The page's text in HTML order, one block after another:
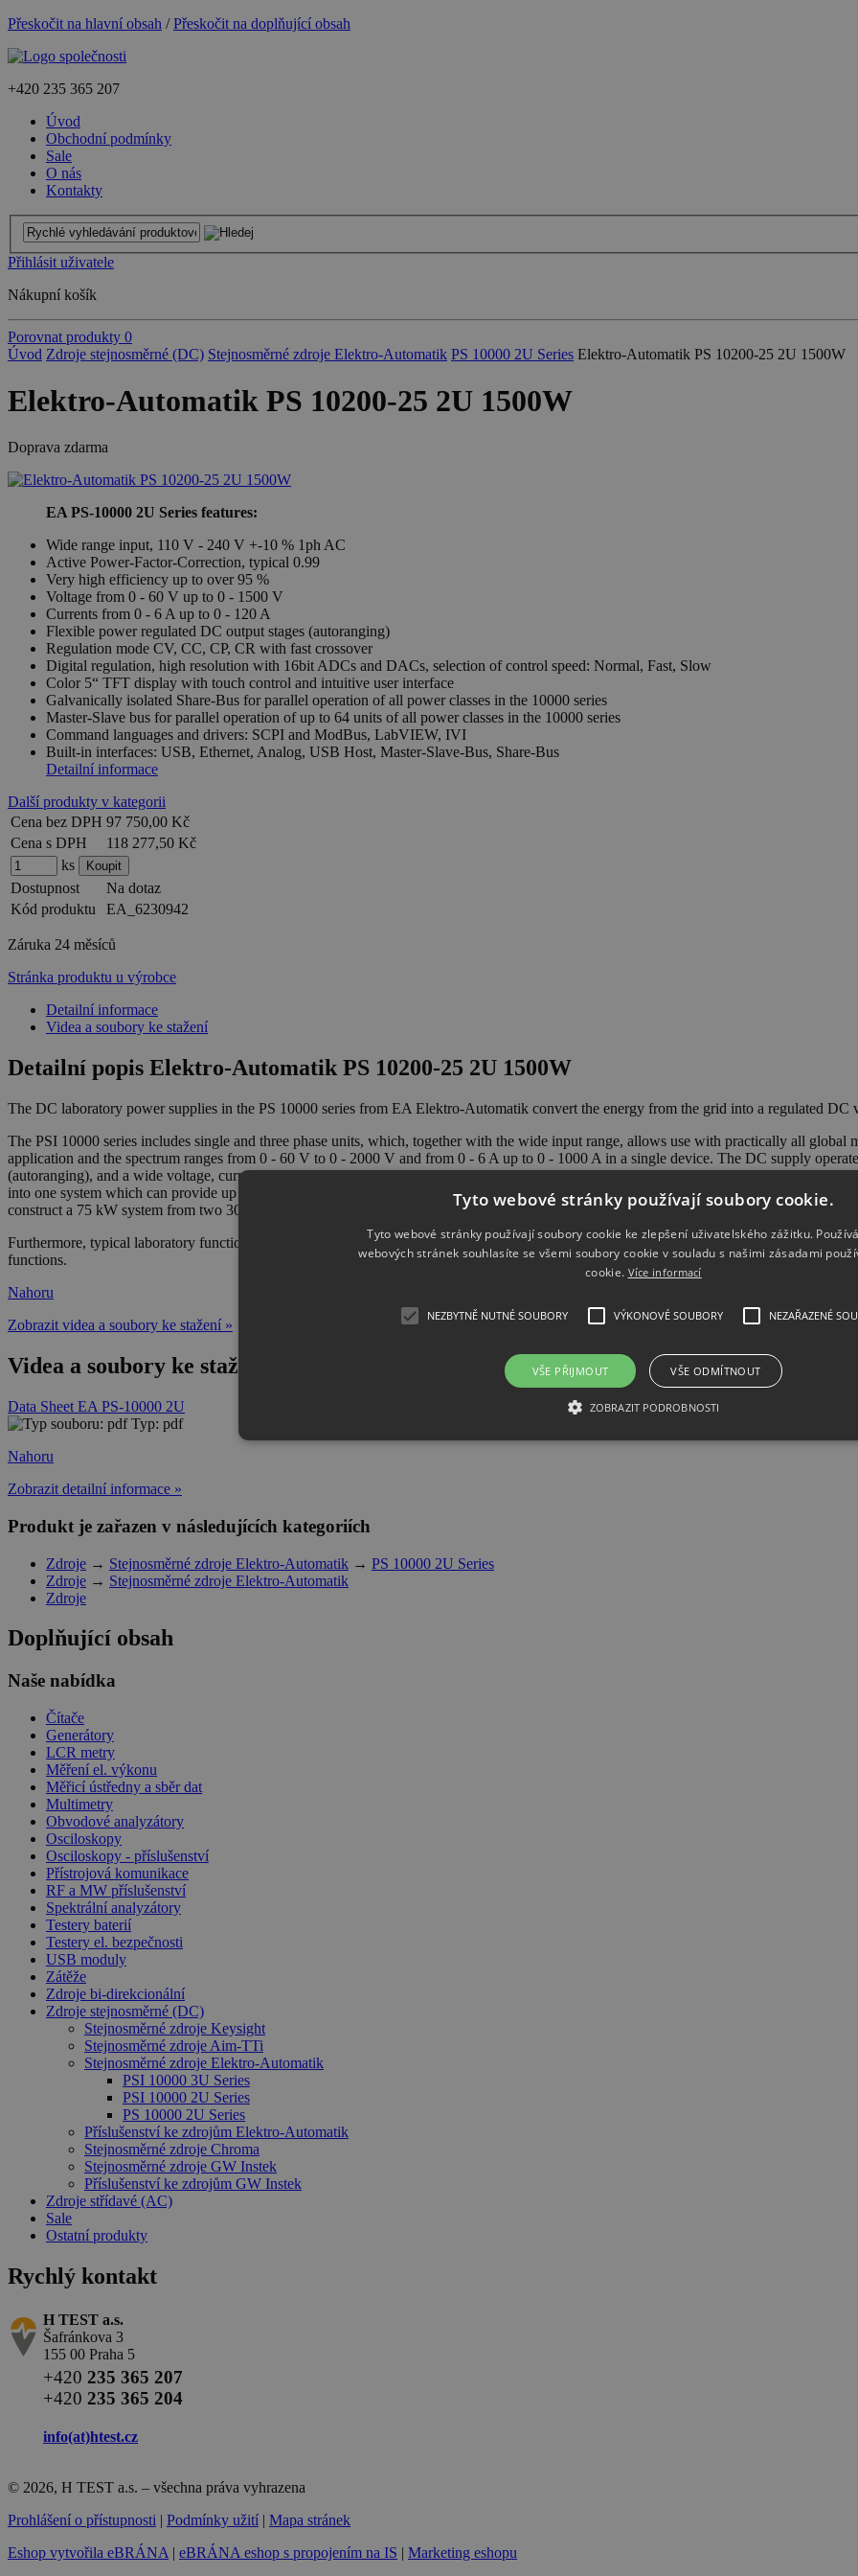
Přeskočit na hlavní obsah /Přeskočit na doplňující obsah
+420 235 365 207
Úvod
Obchodní podmínky
Sale
O nás
Kontakty
Přihlásit uživatele
Nákupní košík
Porovnat produkty 0
Úvod Zdroje stejnosměrné (DC) Stejnosměrné zdroje Elektro-Automatik PS 10000 2U Series Elektro-Automatik PS 10200-25 2U 1500W
Elektro-Automatik PS 10200-25 2U 1500W
Doprava zdarma
EA PS-10000 2U Series features:
Wide range input, 110 V - 240 V +-10 % 1ph AC
Active Power-Factor-Correction, typical 0.99
Very high efficiency up to over 95 %
Voltage from 0 - 60 V up to 0 - 1500 V
Currents from 0 - 6 A up to 0 - 120 A
Flexible power regulated DC output stages (autoranging)
Regulation mode CV, CC, CP, CR with fast crossover
Digital regulation, high resolution with 16bit ADCs and DACs, selection of control speed: Normal, Fast, Slow
Color 5“ TFT display with touch control and intuitive user interface
Galvanically isolated Share-Bus for parallel operation of all power classes in the 10000 series
Master-Slave bus for parallel operation of up to 64 units of all power classes in the 10000 series
Command languages and drivers: SCPI and ModBus, LabVIEW, IVI
Built-in interfaces: USB, Ethernet, Analog, USB Host, Master-Slave-Bus, Share-Bus
Detailní informace
Další produkty v kategorii
Cena bez DPH 97 750,00 Kč
Cena s DPH
118 277,50 Kč
ks
Dostupnost
Na dotaz
Kód produktu
EA_6230942
Záruka 24 měsíců
Stránka produktu u výrobce
Detailní informace
Videa a soubory ke stažení
Detailní popis Elektro-Automatik PS 10200-25 2U 1500W
The DC laboratory power supplies in the PS 10000 series from EA Elektro-Automatik convert the energy from the grid into a regulated
The PSI 10000 series includes single and three phase units, which, together with the wide input range, allows use with practically all global
application and the spectrum ranges from 0 - 60 V to 0 - 2000 V and from 0 - 6 A up to 0 - 1000 A in a single device. The DC supply
(autoranging), and a wide voltage, current and power range. To achieve higher power and current all units are equipped with a master-slave
into one system which can provide up to 1920 W and 64000 A. Such a system works as a single unit and can use different power classes,
construct a 75 kW system from two 30 kW and one 15 kW devices from the PSI 10000 range.
Furthermore, typical laboratory functionality is provided. This includes an extensive function generator, alarm and warning management,
functions.
Nahoru
Zobrazit videa a soubory ke stažení »
Videa a soubory ke stažení Elektro-Automatik PS 10200-25 2U 1500W
Data Sheet EA PS-10000 2U
Typ: pdf
Nahoru
Zobrazit detailní informace »
Produkt je zařazen v následujících kategoriích
Zdroje → Stejnosměrné zdroje Elektro-Automatik → PS 10000 2U Series
Zdroje → Stejnosměrné zdroje Elektro-Automatik
Zdroje
Doplňující obsah
Naše nabídka
Čítače
Generátory
LCR metry
Měření el. výkonu
Měřicí ústředny a sběr dat
Multimetry
Obvodové analyzátory
Osciloskopy
Osciloskopy - příslušenství
Přístrojová komunikace
RF a MW příslušenství
Spektrální analyzátory
Testery baterií
Testery el. bezpečnosti
USB moduly
Zátěže
Zdroje bi-direkcionální
Zdroje stejnosměrné (DC)
Stejnosměrné zdroje Keysight
Stejnosměrné zdroje Aim-TTi
Stejnosměrné zdroje Elektro-Automatik
PSI 10000 3U Series
PSI 10000 2U Series
PS 10000 2U Series
Příslušenství ke zdrojům Elektro-Automatik
Stejnosměrné zdroje Chroma
Stejnosměrné zdroje GW Instek
Příslušenství ke zdrojům GW Instek
Zdroje střídavé (AC)
Sale
Ostatní produkty
Rychlý kontakt
H TEST a.s.
Šafránkova 3
155 00 Praha 5
+420 235 365 207
+420 235 365 204
info(at)htest.cz
© 2026, H TEST a.s. – všechna práva vyhrazena
Prohlášení o přístupnosti | Podmínky užití | Mapa stránek
Eshop vytvořila eBRÁNA | eBRÁNA eshop s propojením na IS | Marketing eshopu
Tyto webové stránky používají soubory cookie.
Tyto webové stránky používají soubory cookie ke zlepšení uživatelského zážitku.
webových stránek souhlasíte se všemi soubory cookie v souladu s našimi zásadami
cookie. Více informací
NEZBYTNĚ NUTNÉ SOUBORY VÝKONOVÉ SOUBORY NEZAŘAZENÉ
VŠE PŘIJMOUT VŠE ODMÍTNOUT
ZOBRAZIT PODROBNOSTI